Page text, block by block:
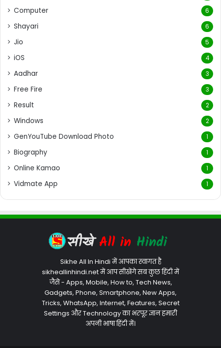
Computer 6
Shayari 6
Jio 5
iOS 4
Aadhar 3
Free Fire 3
Result 2
Windows 2
GenYouTube Download Photo 1
Biography 1
Online Kamao 1
Vidmate App 1
Sikhe All In Hindi में आपका स्वागत है
sikheallinhindi.net में आप सीखेंगे सब कुछ हिंदी में
जैसे - Apps, Mobile, How to, Tech News,
Gadgets, Phone, Smartphone, New Apps,
Tricks, WhatsApp, Internet, Features, Secret
Settings और Technology का भरपूर ज्ञान हमारी
अपनी भाषा हिंदी में।